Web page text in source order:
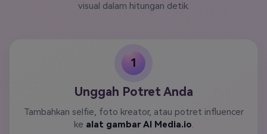
visual dalam hitungan detik.
1
Unggah Potret Anda
Tambahkan selfie, foto kreator, atau potret influencer
ke alat gambar AI Media.io.